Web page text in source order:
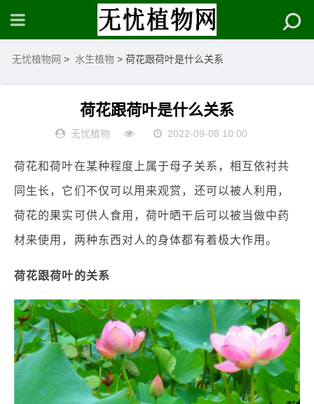
无忧植物网 > 水生植物 > 荷花跟荷叶是什么关系
荷花跟荷叶是什么关系
无忧植物 2022-09-08 10:00
荷花和荷叶在某种程度上属于母子关系，相互依衬共
同生长，它们不仅可以用来观赏，还可以被人利用，
荷花的果实可供人食用，荷叶晒干后可以被当做中药
材来使用，两种东西对人的身体都有着极大作用。
荷花跟荷叶的关系